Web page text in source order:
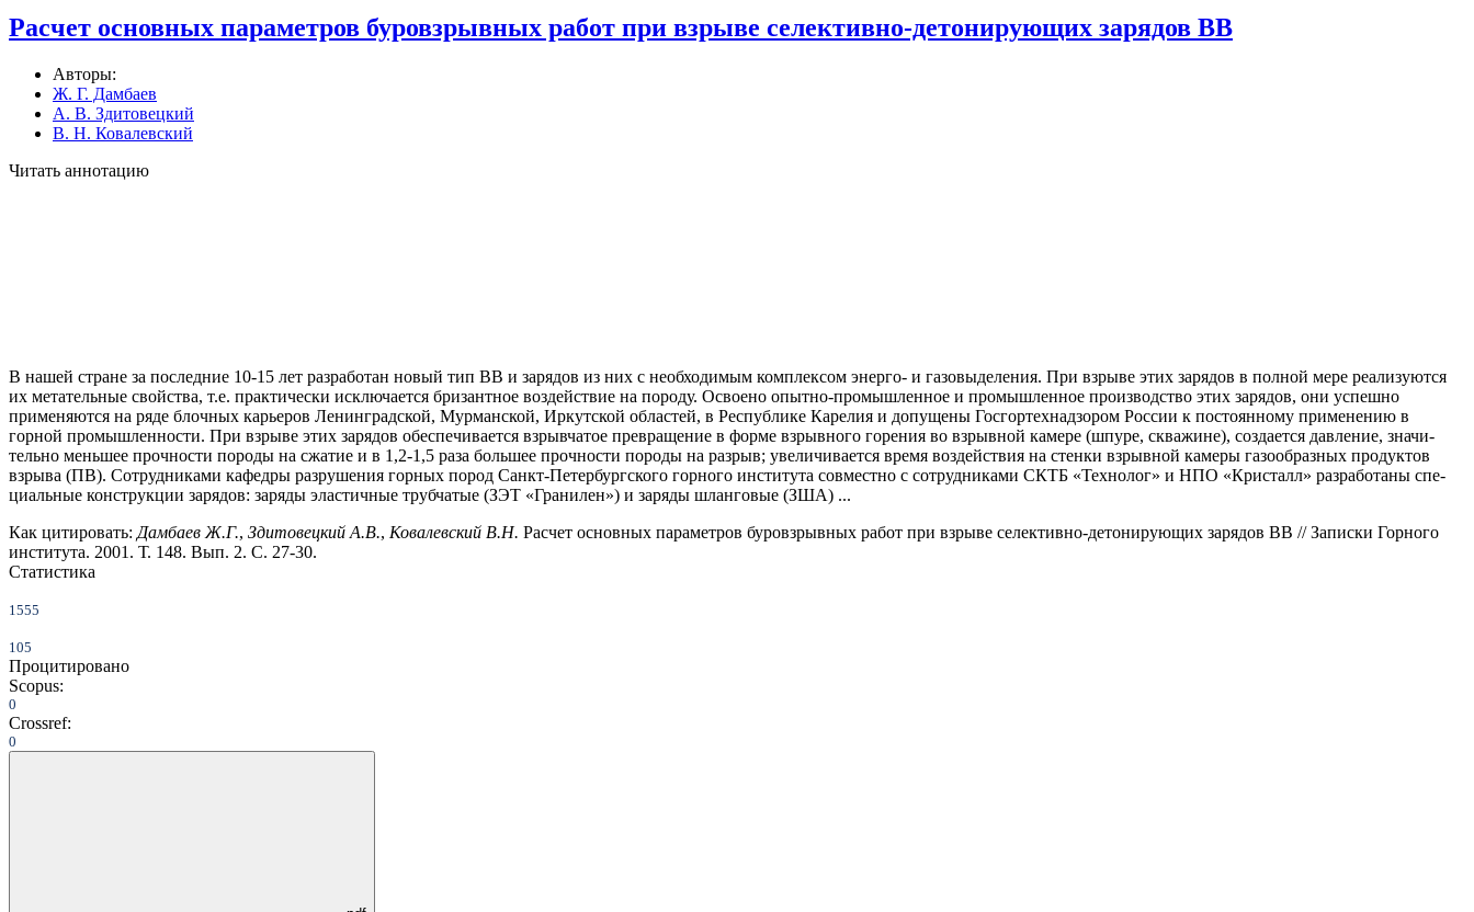
Расчет основных параметров буровзрывных работ при взрыве селективно-детонирующих зарядов ВВ
Авторы:
Ж. Г. Дамбаев
А. В. Здитовецкий
В. Н. Ковалевский
Читать аннотацию
В нашей стране за последние 10-15 лет разработан новый тип ВВ и зарядов из них с не­обходимым комплексом энерго- и газовыделения. При взрыве этих зарядов в полной мере реа­лизуются
их метательные свойства, т.е. практически исключается бризантное воздействие на породу. Освоено опытно-промышленное и промышленное производство этих зарядов, они ус­пешно
применяются на ряде блочных карьеров Ленинградской, Мурманской, Иркутской облас­тей, в Республике Карелия и допущены Госгортехнадзором России к постоянному применению в
горной промышленности. При взрыве этих зарядов обеспечивается взрывчатое превращение в форме взрывного горения во взрывной камере (шпуре, скважине), создается давление, значи­
тельно меньшее прочности породы на сжатие и в 1,2-1,5 раза большее прочности породы на разрыв; увеличивается время воздействия на стенки взрывной камеры газообразных продуктов
взрыва (ПВ). Сотрудниками кафедры разрушения горных пород Санкт-Петербургского горного института совместно с сотрудниками СКТБ «Технолог» и НПО «Кристалл» разработаны спе­
циальные конструкции зарядов: заряды эластичные трубчатые (ЗЭТ «Гранилен») и заряды шланговые (ЗША) ...
Как цитировать: Дамбаев Ж.Г., Здитовецкий А.В., Ковалевский В.Н. Расчет основных параметров буровзрывных работ при взрыве селективно-детонирующих зарядов ВВ // Записки Горного
института. 2001. Т. 148. Вып. 2. С. 27-30.
Статистика
1555
105
Процитировано
Scopus:
0
Crossref:
0